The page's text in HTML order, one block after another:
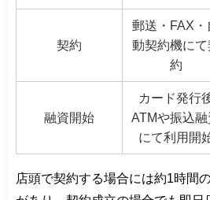
契約
郵送・FAX・
動契約機にて
約
融資開始
カード発行
ATMや振込融
にて利用開
店頭で契約する場合には約1時間